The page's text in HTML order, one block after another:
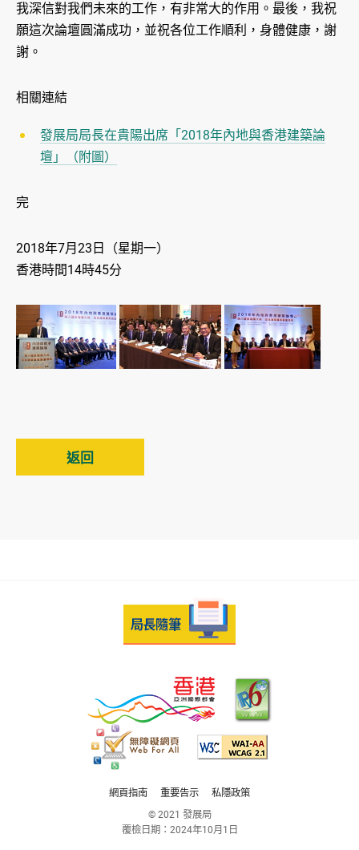
我深信對我們未來的工作，有非常大的作用。最後，我祝
願這次論壇圓滿成功，並祝各位工作順利，身體健康，謝
謝。
相關連結
發展局局長在貴陽出席「2018年內地與香港建築論
壇」（附圖）
完
2018年7月23日（星期一）
香港時間14時45分
返回
網頁指南 重要告示
私隱政策
© 2021 發展局
覆檢日期： 2024年10月1日